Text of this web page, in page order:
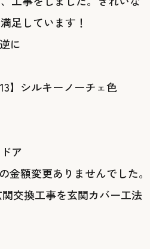
足しています！
】シルキーノーチェ色
ア
額変更ありませんでした。
交換工事を玄関カバー工法